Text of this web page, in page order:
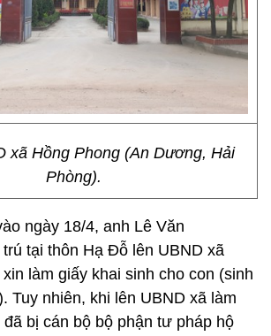
xã Hồng Phong (An Dương, Hải
Phòng).
ngày 18/4, anh Lê Văn
tại thôn Hạ Đỗ lên UBND xã
làm giấy khai sinh cho con (sinh
Tuy nhiên, khi lên UBND xã làm
đã bị cán bộ bộ phận tư pháp hộ